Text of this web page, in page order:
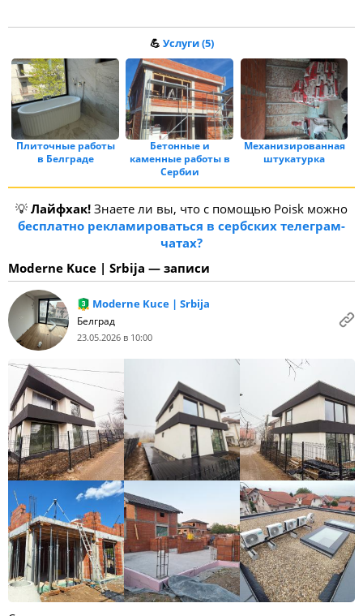
💪 Услуги (5)
Плиточные работы
в Белграде
Бетонные и
каменные работы в
Сербии
Механизированная
штукатурка
💡 Лайфхак! Знаете ли вы, что с помощью Poisk можно
бесплатно рекламироваться в сербских телеграм-
чатах?
Moderne Kuce | Srbija — записи
Moderne Kuce | Srbija
Белград
23.05.2026 в 10:00